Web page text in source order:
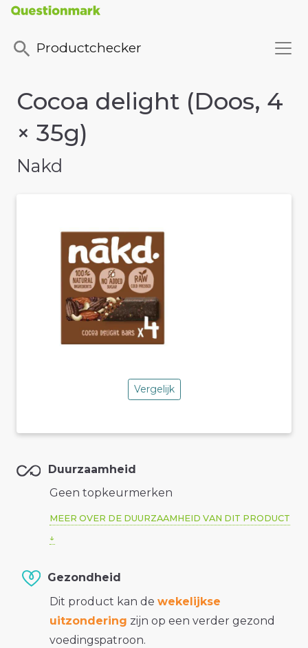
Productchecker
Cocoa delight (Doos, 4
× 35g)
Nakd
Vergelijk
Duurzaamheid
Geen topkeurmerken
MEER OVER DE DUURZAAMHEID VAN DIT PRODUCT
Gezondheid
Dit product kan de wekelijkse
uitzondering zijn op een verder gezond
voedingspatroon.